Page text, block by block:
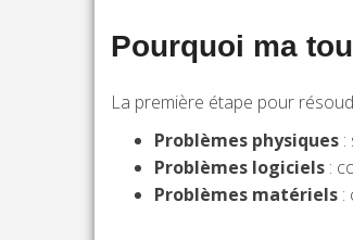
Pourquoi ma
La première étape pour
Problèmes physiques :
Problèmes logiciels :
Problèmes matériels :